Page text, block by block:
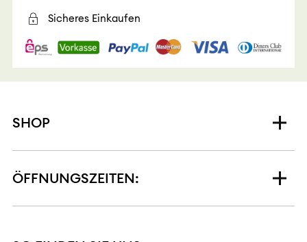
Sicheres Einkaufen
SHOP
ÖFFNUNGSZEITEN: